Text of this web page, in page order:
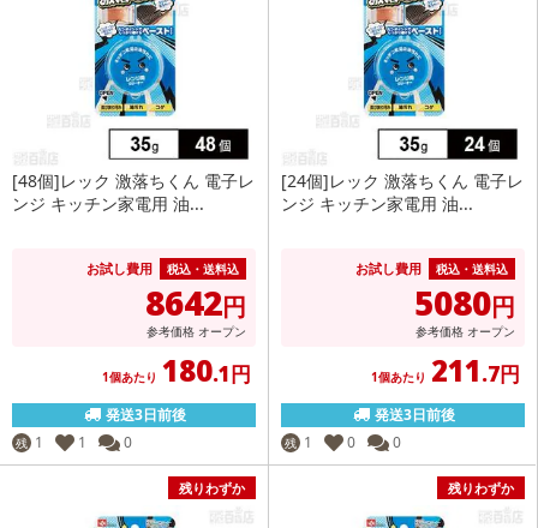
[48個]レック 激落ちくん 電子レ
ンジ キッチン家電用 油...
お試し費用 税込・送料込
8642円
参考価格 オープン
1個あたり 180.1円
発送3日前後
残 1 1 0
[24個]レック 激落ちくん 電子レ
ンジ キッチン家電用 油...
お試し費用 税込・送料込
5080円
参考価格 オープン
1個あたり 211.7円
発送3日前後
残 1 0 0
残りわずか 残りわずか